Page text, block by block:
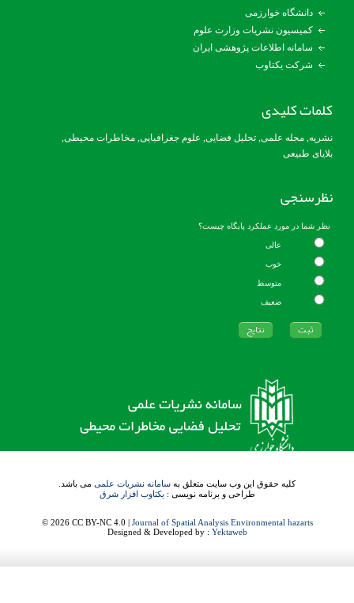
دانشگاه خوارزمی
کمیسیون نشریات وزارت علوم
سامانه اطلاعات پژوهشی ایران
شرکت یکتاوب
کلمات کلیدی
نشریه, مجله علمی, تحلیل فضایی, علوم جغرافیایی, مخاطرات محیطی,
بلایای طبیعی
نظرسنجی
نظر شما در مورد عملکرد پایگاه چیست؟
عالی
خوب
متوسط
ضعیف
کلیه حقوق این وب سایت متعلق به سامانه نشریات علمیمی باشد.
طراحی و برنامه نویسی : یکتاوب افزار شرق
© 2026 CC BY-NC 4.0 |Journal of Spatial Analysis Environmental hazarts
Designed & Developed by :Yektaweb